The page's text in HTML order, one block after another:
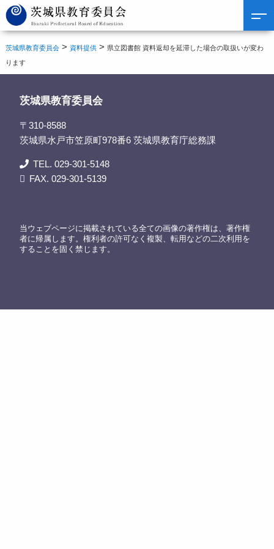
茨城県教育委員会 > 資料提供 > 県立図書館 資料返却を延滞した場合の取扱いが変わ
ります
茨城県教育委員会
〒310-8588
茨城県水戸市笠原町978番6 茨城県教育庁総務課
TEL. 029-301-5148
FAX. 029-301-5139
当ウェブページに掲載されている全ての画像の著作権は、著作権
者に帰属します。権利者の許可なく複製、転用などの二次利用を
することを固く禁じます。